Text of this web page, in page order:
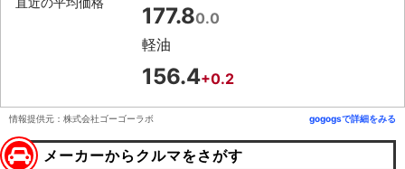
177.80.0
軽油
156.4+0.2
情報提供元：株式会社ゴーゴーラボ gogogsで詳細をみる
メーカーからクルマをさがす